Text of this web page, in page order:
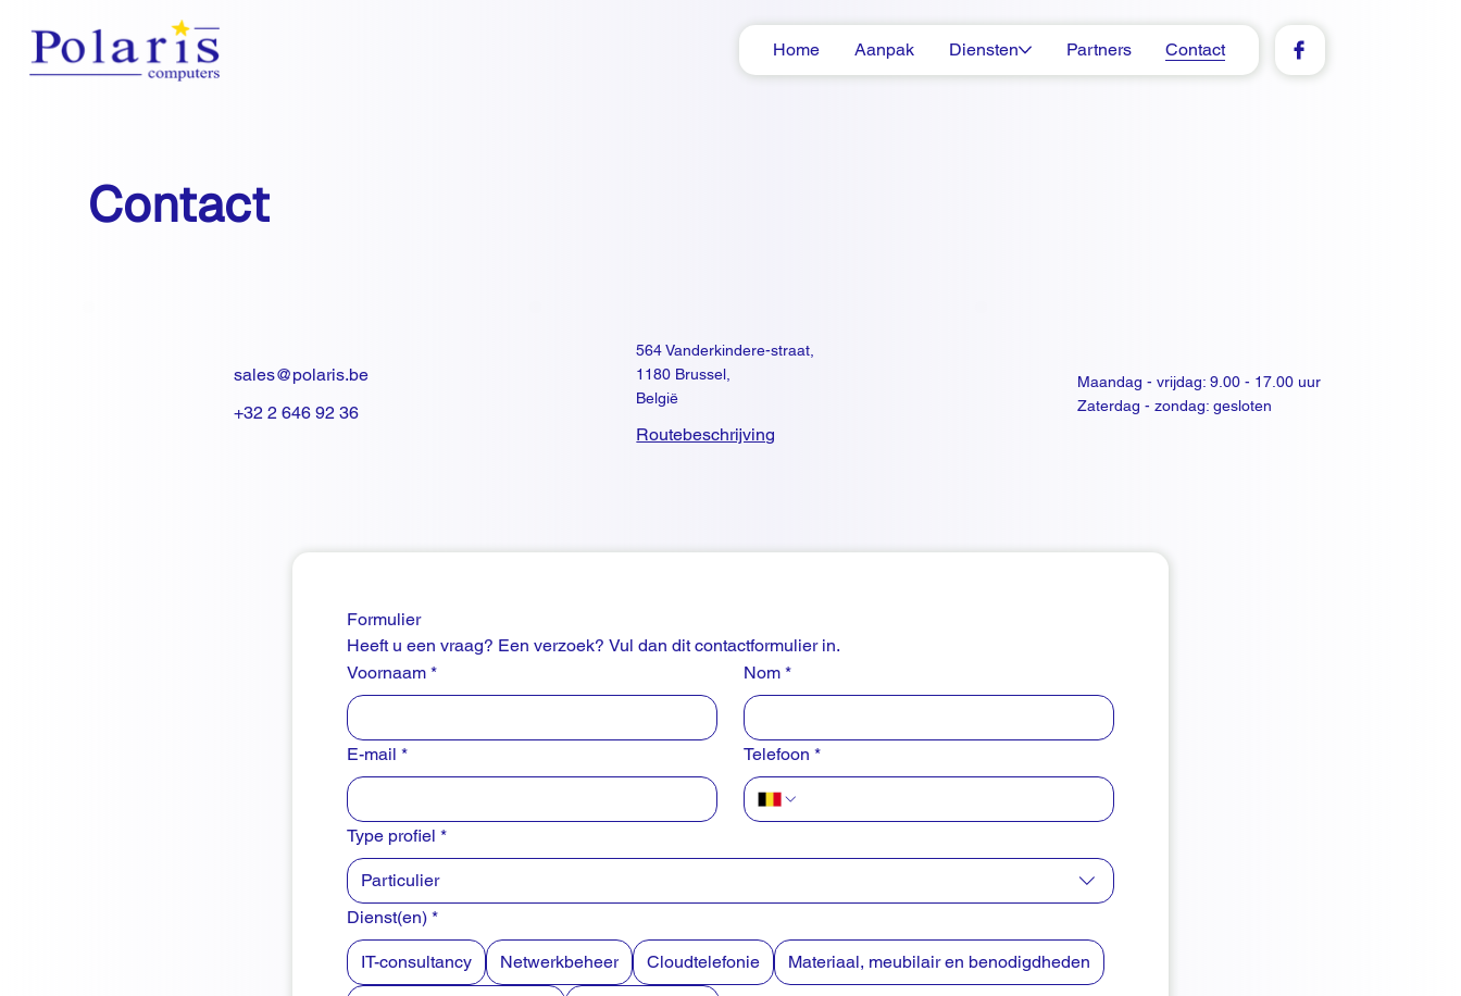
Home Aanpak Diensten Partners Contact
Contact
sales@polaris.be
+32 2 646 92 36
564 Vanderkindere-straat,
1180 Brussel,
België
Routebeschrijving
Maandag - vrijdag: 9.00 - 17.00 uur
Zaterdag - zondag: gesloten
Formulier
Heeft u een vraag? Een verzoek? Vul dan dit contactformulier in.
Voornaam * Nom *
E-mail * Telefoon *
Type profiel *
Particulier
Dienst(en) *
IT-consultancy Netwerkbeheer Cloudtelefonie Materiaal, meubilair en benodigdheden